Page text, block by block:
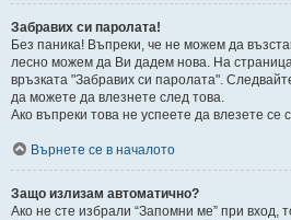
Забравих си паролата!
Без паника! Въпреки, че не можем да
лесно можем да Ви дадем нова. На
връзката "Забравих си паролата".
да можете да влезнете след това.
Ако въпреки това не успеете да влезете се
Върнете се в началото
Защо излизам автоматично?
Ако не сте избрали “Запомни ме” при вход,